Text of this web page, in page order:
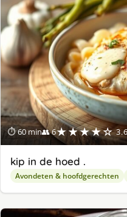
⏱ 60 min👥 6★★★★☆
kip in de hoed .
Avondeten & hoofdgerechten